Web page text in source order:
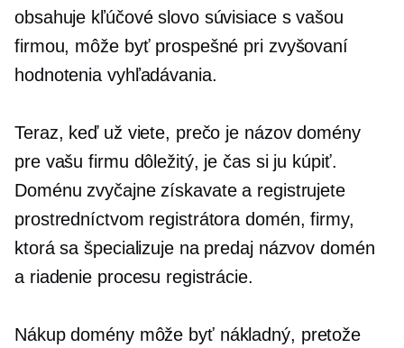
obsahuje kľúčové slovo súvisiace s vašou
firmou, môže byť prospešné pri zvyšovaní
hodnotenia vyhľadávania.
Teraz, keď už viete, prečo je názov domény
pre vašu firmu dôležitý, je čas si ju kúpiť.
Doménu zvyčajne získavate a registrujete
prostredníctvom registrátora domén, firmy,
ktorá sa špecializuje na predaj názvov domén
a riadenie procesu registrácie.
Nákup domény môže byť nákladný, pretože